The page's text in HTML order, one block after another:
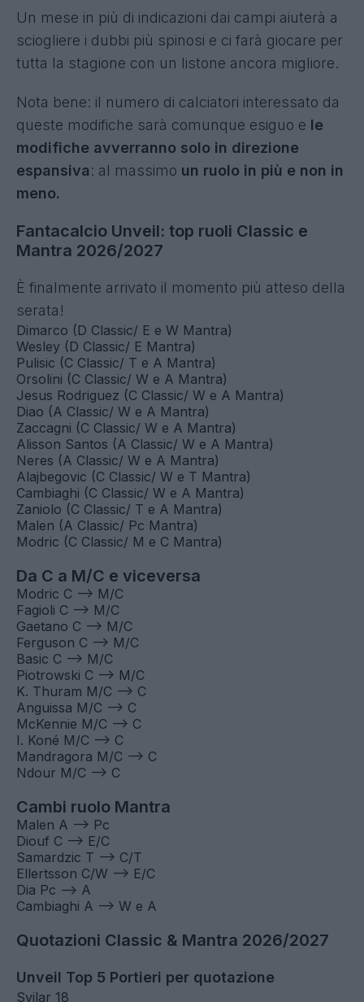
Un mese in più di indicazioni dai campi aiuterà a
sciogliere i dubbi più spinosi e ci farà giocare per
tutta la stagione con un listone ancora migliore.
Nota bene: il numero di calciatori interessato da
queste modifiche sarà comunque esiguo e le
modifiche avverranno solo in direzione
espansiva: al massimo un ruolo in più e non in
meno.
Fantacalcio Unveil: top ruoli Classic e
Mantra 2026/2027
È finalmente arrivato il momento più atteso della
serata!
Dimarco (D Classic/ E e W Mantra)
Wesley (D Classic/ E Mantra)
Pulisic (C Classic/ T e A Mantra)
Orsolini (C Classic/ W e A Mantra)
Jesus Rodriguez (C Classic/ W e A Mantra)
Diao (A Classic/ W e A Mantra)
Zaccagni (C Classic/ W e A Mantra)
Alisson Santos (A Classic/ W e A Mantra)
Neres (A Classic/ W e A Mantra)
Alajbegovic (C Classic/ W e T Mantra)
Cambiaghi (C Classic/ W e A Mantra)
Zaniolo (C Classic/ T e A Mantra)
Malen (A Classic/ Pc Mantra)
Modric (C Classic/ M e C Mantra)
Da C a M/C e viceversa
Modric C --> M/C
Fagioli C --> M/C
Gaetano C --> M/C
Ferguson C --> M/C
Basic C --> M/C
Piotrowski C --> M/C
K. Thuram M/C --> C
Anguissa M/C --> C
McKennie M/C --> C
I. Koné M/C --> C
Mandragora M/C --> C
Ndour M/C --> C
Cambi ruolo Mantra
Malen A --> Pc
Diouf C --> E/C
Samardzic T --> C/T
Ellertsson C/W --> E/C
Dia Pc --> A
Cambiaghi A --> W e A
Quotazioni Classic & Mantra 2026/2027
Unveil Top 5 Portieri per quotazione
Svilar 18